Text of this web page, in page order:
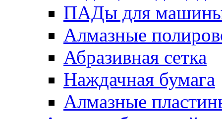
ПАДы для
Алмазные
Абразивная сетка
Наждачная бумага
Алмазные